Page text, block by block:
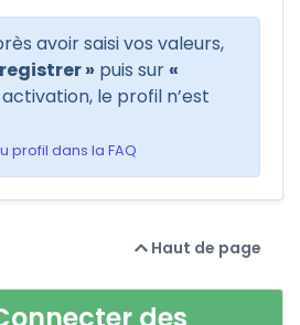
avoir saisi vos valeurs,
» puis sur «
activation, le profil n’est
profil dans la FAQ
Haut de page